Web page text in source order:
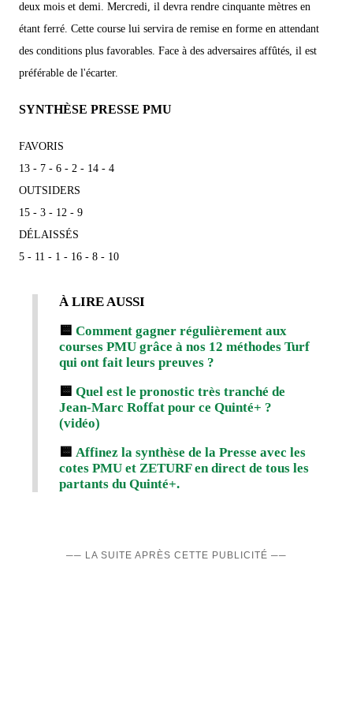
deux mois et demi. Mercredi, il devra rendre cinquante mètres en
étant ferré. Cette course lui servira de remise en forme en attendant
des conditions plus favorables. Face à des adversaires affûtés, il est
préférable de l'écarter.
SYNTHÈSE PRESSE PMU
FAVORIS
13 - 7 - 6 - 2 - 14 - 4
OUTSIDERS
15 - 3 - 12 - 9
DÉLAISSÉS
5 - 11 - 1 - 16 - 8 - 10
À LIRE AUSSI
🟨 Comment gagner régulièrement aux
courses PMU grâce à nos 12 méthodes Turf
qui ont fait leurs preuves ?
🟨 Quel est le pronostic très tranché de
Jean-Marc Roffat pour ce Quinté+ ?
(vidéo)
🟨 Affinez la synthèse de la Presse avec les
cotes PMU et ZETURF en direct de tous les
partants du Quinté+.
── LA SUITE APRÈS CETTE PUBLICITÉ ──